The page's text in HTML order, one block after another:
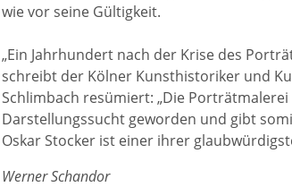
wie vor seine Gültigkeit.
„Ein Jahrhundert nach der Krise des
schreibt der Kölner Kunsthistoriker und
Schlimbach resümiert: „Die
Darstellungssucht geworden und gibt
Oskar Stocker ist einer ihrer
Werner Schandor